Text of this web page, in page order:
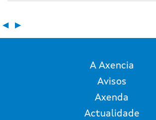
◀ ▶
A Axencia
Avisos
Axenda
Actualidade